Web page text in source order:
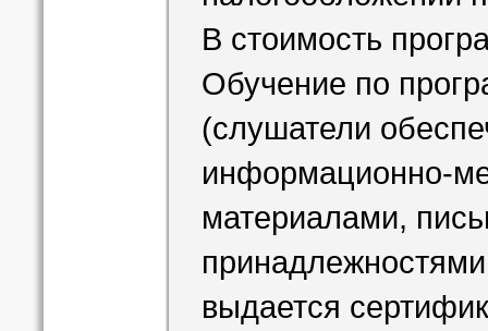
В стоимость
Обучение по
(слушатели
информационно-
материалами,
выдается